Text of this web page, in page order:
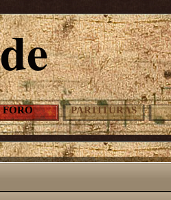
FORO PARTITURAS